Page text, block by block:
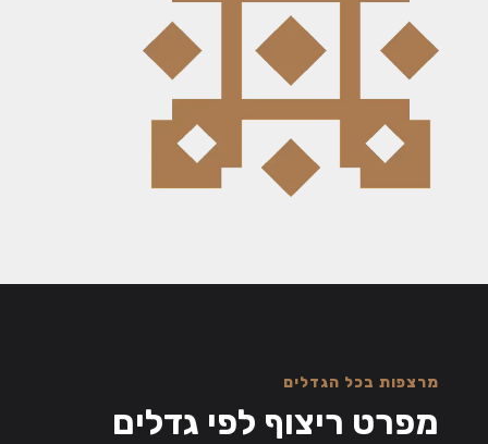
מרצפות בכל הגדלים
מפרט ריצוף לפי גדלים